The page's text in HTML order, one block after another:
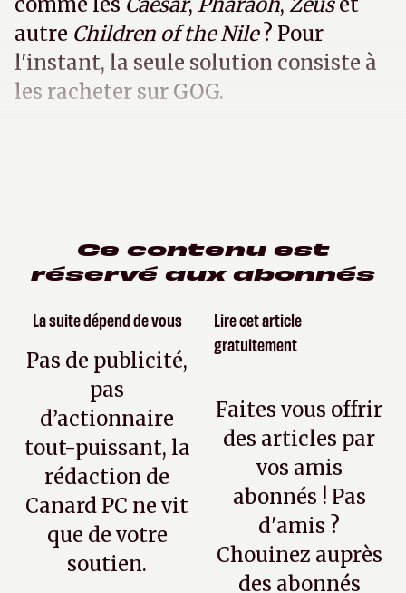
autre Children of the Nile? Pour
l'instant, la seule solution consiste à
les racheter sur GOG.
Ce contenu est
réservé aux abonnés
La suite dépend de vous
Pas de publicité,
pas
d’actionnaire
tout-puissant, la
rédaction de
Canard PC ne vit
que de votre
soutien.
Lire cet article
gratuitement
Faites vous offrir
des articles par
vos amis
abonnés ! Pas
d'amis ?
Chouinez auprès
des abonnés